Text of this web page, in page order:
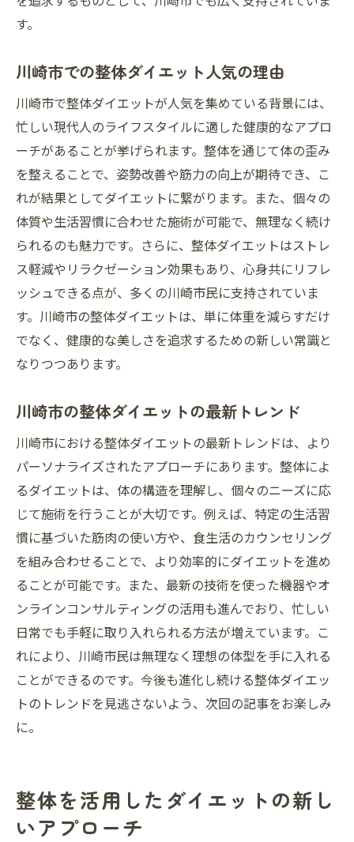
す。
川崎市での整体ダイエット人気の理由
川崎市で整体ダイエットが人気を集めている背景には、
忙しい現代人のライフスタイルに適した健康的なアプロ
ーチがあることが挙げられます。整体を通じて体の歪み
を整えることで、姿勢改善や筋力の向上が期待でき、こ
れが結果としてダイエットに繋がります。また、個々の
体質や生活習慣に合わせた施術が可能で、無理なく続け
られるのも魅力です。さらに、整体ダイエットはストレ
ス軽減やリラクゼーション効果もあり、心身共にリフレ
ッシュできる点が、多くの川崎市民に支持されていま
す。川崎市の整体ダイエットは、単に体重を減らすだけ
でなく、健康的な美しさを追求するための新しい常識と
なりつつあります。
川崎市の整体ダイエットの最新トレンド
川崎市における整体ダイエットの最新トレンドは、より
パーソナライズされたアプローチにあります。整体によ
るダイエットは、体の構造を理解し、個々のニーズに応
じて施術を行うことが大切です。例えば、特定の生活習
慣に基づいた筋肉の使い方や、食生活のカウンセリング
を組み合わせることで、より効率的にダイエットを進め
ることが可能です。また、最新の技術を使った機器やオ
ンラインコンサルティングの活用も進んでおり、忙しい
日常でも手軽に取り入れられる方法が増えています。こ
れにより、川崎市民は無理なく理想の体型を手に入れる
ことができるのです。今後も進化し続ける整体ダイエッ
トのトレンドを見逃さないよう、次回の記事をお楽しみ
に。
整体を活用したダイエットの新し
いアプローチ